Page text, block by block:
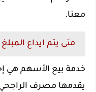
معنا.
متى يتم ايداع
خدمة بيع الأسهم هي
يقدمها مصرف